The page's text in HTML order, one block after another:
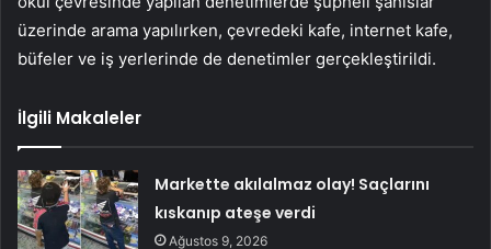
üzerinde arama yapılırken, çevredeki kafe, internet kafe,
büfeler ve iş yerlerinde de denetimler gerçekleştirildi.
İlgili Makaleler
Markette akılalmaz olay! Saçlarını
kıskanıp ateşe verdi
Ağustos 9, 2026